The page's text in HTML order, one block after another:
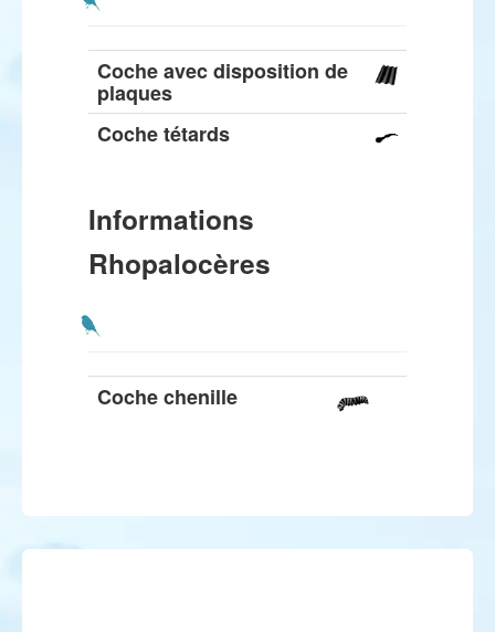
Coche avec disposition de
plaques
Coche tétards
Informations
Rhopalocères
Coche chenille